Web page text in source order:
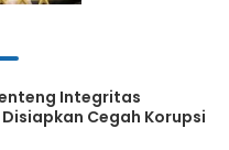
Integritas
Disiapkan Cegah Korupsi